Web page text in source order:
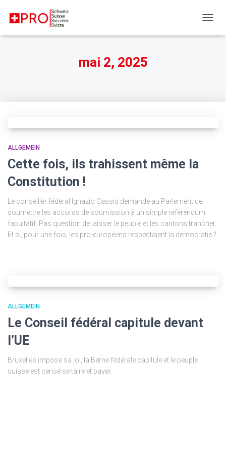
mai 2, 2025
ALLGEMEIN
Cette fois, ils trahissent même la
Constitution !
Le conseiller fédéral Ignazio Cassis demande au Parlement de
soumettre les accords de soumission à un simple référendum
facultatif. Pas question de laisser le peuple et les cantons trancher.
Et si, pour une fois, les pro-européens respectaient la démocratie ?
ALLGEMEIN
Le Conseil fédéral capitule devant
l’UE
Bruxelles impose sa loi, la Berne fédérale capitule et le peuple
suisse est censé se taire et payer.